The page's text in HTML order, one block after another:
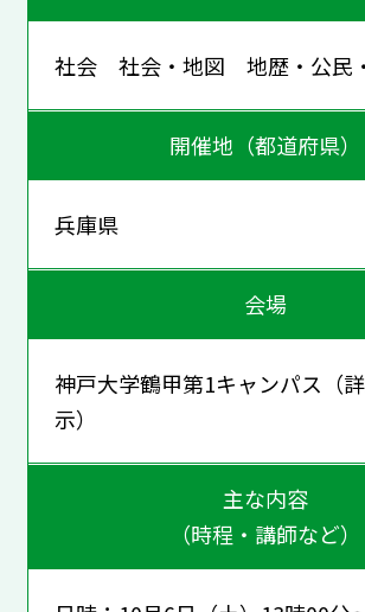
社会 社会・地図 地歴・公
開催地（都道府県）
兵庫県
会場
神戸大学鶴甲第1キャンパス（
示）
主な内容
（時程・講師など）